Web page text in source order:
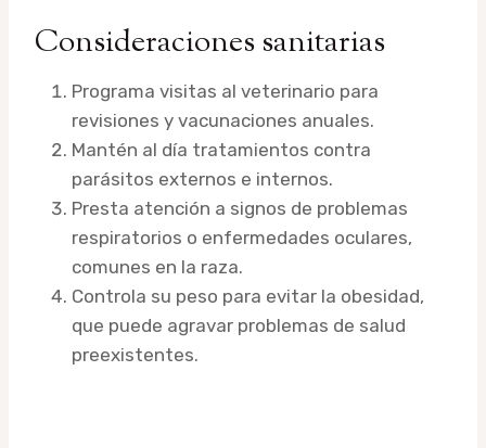
Consideraciones sanitarias
Programa visitas al veterinario para
revisiones y vacunaciones anuales.
Mantén al día tratamientos contra
parásitos externos e internos.
Presta atención a signos de problemas
respiratorios o enfermedades oculares,
comunes en la raza.
Controla su peso para evitar la obesidad,
que puede agravar problemas de salud
preexistentes.